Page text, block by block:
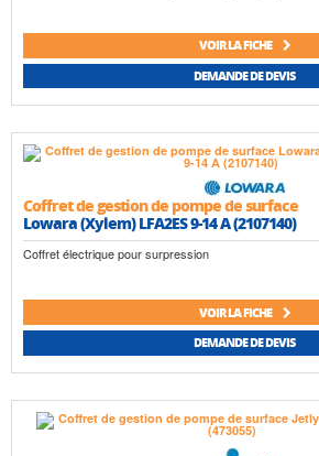
VOIR LA FICHE
DEMANDE DE DEVIS
Coffret de gestion de pompe de surface
Lowara (Xylem) LFA2ES 9-14 A (2107140)
Coffret électrique pour surpression
VOIR LA FICHE
DEMANDE DE DEVIS